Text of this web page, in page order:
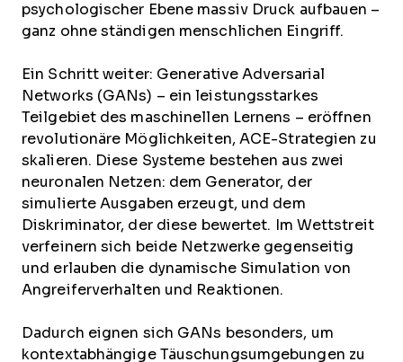
psychologischer Ebene massiv Druck aufbauen –
ganz ohne ständigen menschlichen Eingriff.
Ein Schritt weiter: Generative Adversarial
Networks (GANs) – ein leistungsstarkes
Teilgebiet des maschinellen Lernens – eröffnen
revolutionäre Möglichkeiten, ACE-Strategien zu
skalieren. Diese Systeme bestehen aus zwei
neuronalen Netzen: dem Generator, der
simulierte Ausgaben erzeugt, und dem
Diskriminator, der diese bewertet. Im Wettstreit
verfeinern sich beide Netzwerke gegenseitig
und erlauben die dynamische Simulation von
Angreiferverhalten und Reaktionen.
Dadurch eignen sich GANs besonders, um
kontextabhängige Täuschungsumgebungen zu